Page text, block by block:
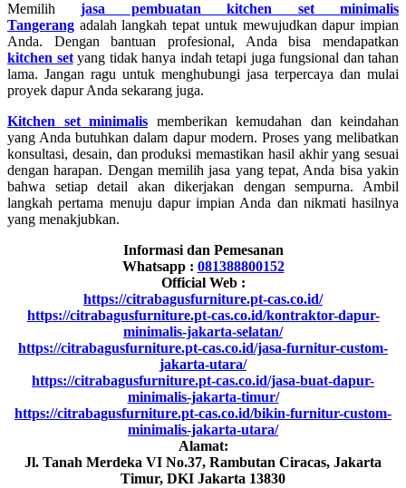
Memilihjasa pembuatan kitchen set minimalis
Tangerang adalah langkah tepat untuk mewujudkan dapur impian
Anda. Dengan bantuan profesional, Anda bisa mendapatkan
kitchen setyang tidak hanya indah tetapi juga fungsional dan tahan
lama. Jangan ragu untuk menghubungi jasa terpercaya dan mulai
proyek dapur Anda sekarang juga.
Kitchen set minimalis memberikan kemudahan dan keindahan
yang Anda butuhkan dalam dapur modern. Proses yang melibatkan
konsultasi, desain, dan produksi memastikan hasil akhir yang sesuai
dengan harapan. Dengan memilih jasa yang tepat, Anda bisa yakin
bahwa setiap detail akan dikerjakan dengan sempurna. Ambil
langkah pertama menuju dapur impian Anda dan nikmati hasilnya
yang menakjubkan.
Informasi dan Pemesanan
Whatsapp : 081388800152
Official Web :
https://citrabagusfurniture.pt-cas.co.id/
https://citrabagusfurniture.pt-cas.co.id/kontraktor-dapur-
minimalis-jakarta-selatan/
https://citrabagusfurniture.pt-cas.co.id/jasa-furnitur-custom-
jakarta-utara/
https://citrabagusfurniture.pt-cas.co.id/jasa-buat-dapur-
minimalis-jakarta-timur/
https://citrabagusfurniture.pt-cas.co.id/bikin-furnitur-custom-
minimalis-jakarta-utara/
Alamat:
Jl. Tanah Merdeka VI No.37, Rambutan Ciracas, Jakarta
Timur, DKI Jakarta 13830